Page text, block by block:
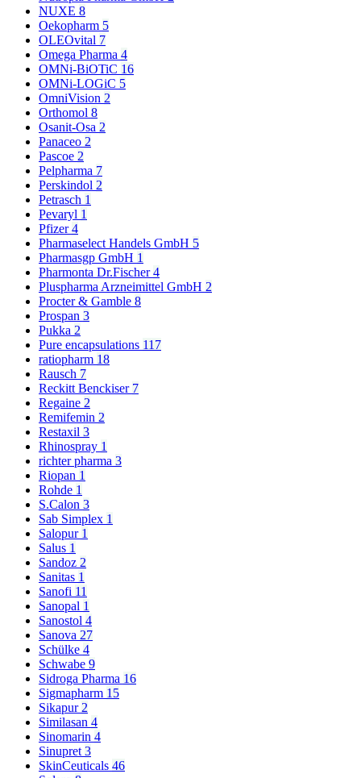
NUXE 8
Oekopharm 5
OLEOvital 7
Omega Pharma 4
OMNi-BiOTiC 16
OMNi-LOGiC 5
OmniVision 2
Orthomol 8
Osanit-Osa 2
Panaceo 2
Pascoe 2
Pelpharma 7
Perskindol 2
Petrasch 1
Pevaryl 1
Pfizer4
Pharmaselect Handels GmbH 5
Pharmasgp GmbH 1
Pharmonta Dr.Fischer4
Pluspharma Arzneimittel GmbH 2
Procter & Gamble 8
Prospan 3
Pukka 2
Pure encapsulations 117
ratiopharm 18
Rausch 7
Reckitt Benckiser 7
Regaine 2
Remifemin 2
Restaxil 3
Rhinospray 1
richter pharma 3
Riopan 1
Rohde 1
S.Calon 3
Sab Simplex 1
Salopur 1
Salus 1
Sandoz 2
Sanitas 1
Sanofi 11
Sanopal 1
Sanostol 4
Sanova 27
Schülke 4
Schwabe 9
Sidroga Pharma 16
Sigmapharm 15
Sikapur 2
Similasan 4
Sinomarin 4
Sinupret 3
SkinCeuticals 46